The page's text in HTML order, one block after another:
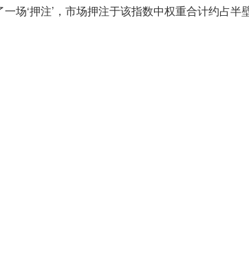
场‘押注’，市场押注于该指数中权重合计约占